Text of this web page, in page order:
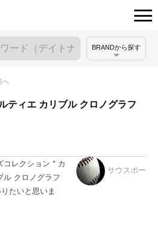
BRANDから探す
へ
ティエ カリブル クロノグラフ
サウスポー
コレクション＂カ
ル クロノグラフ
たいと思いま